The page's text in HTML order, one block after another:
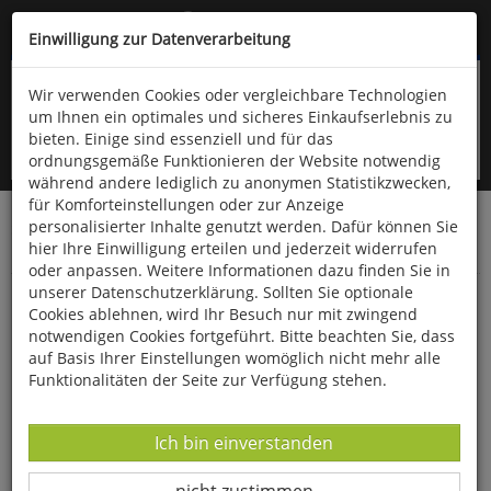
Kompletten Head der Seite überspringen
oder (06766) 9323-960
Startseite Bücher
Biologie allgemein
Haustiere & Nutztiere
Pfoten vom Tisch!
Einwilligung zur Datenverarbeitung
Wir verwenden Cookies oder vergleichbare Technologien
um Ihnen ein optimales und sicheres Einkaufserlebnis zu
bieten. Einige sind essenziell und für das
ordnungsgemäße Funktionieren der Website notwendig
während andere lediglich zu anonymen Statistikzwecken,
für Komforteinstellungen oder zur Anzeige
personalisierter Inhalte genutzt werden. Dafür können Sie
hier Ihre Einwilligung erteilen und jederzeit widerrufen
oder anpassen. Weitere Informationen dazu finden Sie in
unserer Datenschutzerklärung. Sollten Sie optionale
Cookies ablehnen, wird Ihr Besuch nur mit zwingend
notwendigen Cookies fortgeführt. Bitte beachten Sie, dass
auf Basis Ihrer Einstellungen womöglich nicht mehr alle
Funktionalitäten der Seite zur Verfügung stehen.
Datenverarbeitung -
Ich bin einverstanden